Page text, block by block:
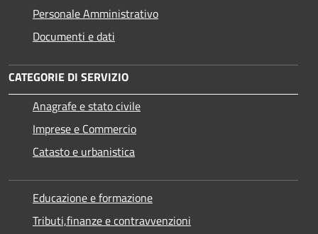
Personale Amministrativo
Documenti e dati
CATEGORIE DI SERVIZIO
Anagrafe e stato civile
Imprese e Commercio
Catasto e urbanistica
Educazione e formazione
Tributi,finanze e contravvenzioni